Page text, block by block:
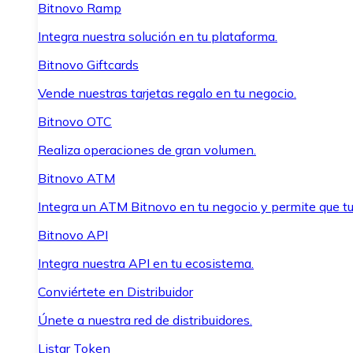
Bitnovo Ramp
Integra nuestra solución en tu plataforma.
Bitnovo Giftcards
Vende nuestras tarjetas regalo en tu negocio.
Bitnovo OTC
Realiza operaciones de gran volumen.
Bitnovo ATM
Integra un ATM Bitnovo en tu negocio y permite que
Bitnovo API
Integra nuestra API en tu ecosistema.
Conviértete en Distribuidor
Únete a nuestra red de distribuidores.
Listar Token